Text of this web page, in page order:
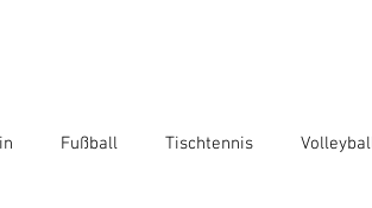
Fußball Tischtennis